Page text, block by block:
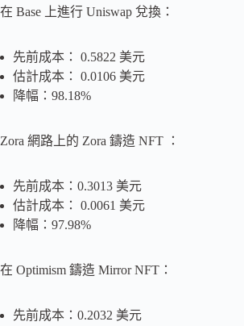
在 Base 上進行 Uniswap 兌換：
先前成本： 0.5822 美元
估計成本： 0.0106 美元
降幅：98.18%
Zora 網路上的 Zora 鑄造 NFT ：
先前成本：0.3013 美元
估計成本： 0.0061 美元
降幅：97.98%
在 Optimism 鑄造 Mirror NFT：
先前成本：0.2032 美元